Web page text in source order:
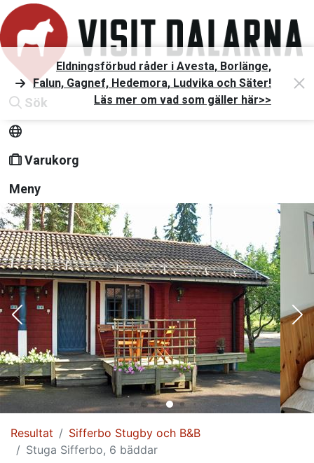
Sök
Varukorg
Meny
Eldningsförbud råder i Avesta, Borlänge,
Falun, Gagnef, Hedemora, Ludvika och Säter!
Läs mer om vad som gäller här>>
Resultat
Sifferbo Stugby och B&B
Stuga Sifferbo, 6 bäddar